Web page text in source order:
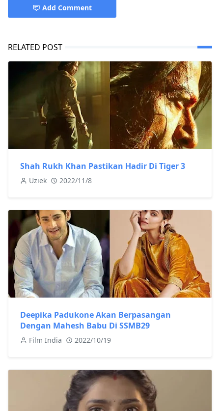
Add Comment
RELATED POST
Shah Rukh Khan Pastikan Hadir Di Tiger 3
Uziek 2022/11/8
Deepika Padukone Akan Berpasangan
Dengan Mahesh Babu Di SSMB29
Film India 2022/10/19